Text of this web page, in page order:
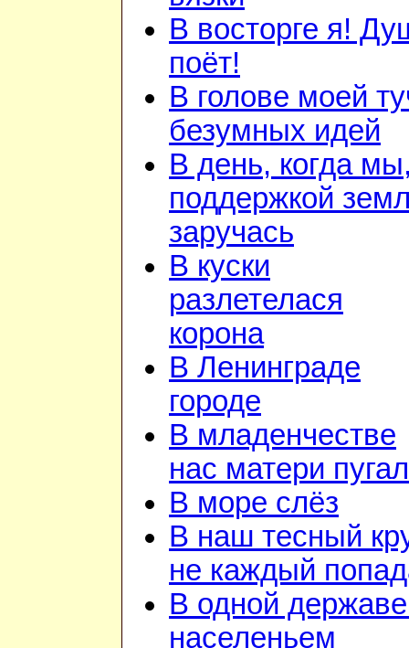
В восторге я!
поёт!
В голове моей
безумных идей
В день, когда
поддержкой
заручась
В куски
разлетелася
корона
В Ленинграде
городе
В младенчестве
нас матери
В море слёз
В наш тесный
не каждый
В одной
населеньем